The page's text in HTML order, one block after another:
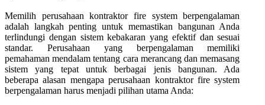
Memilih perusahaan kontraktor fire system berpengalaman
adalah langkah penting untuk memastikan bangunan Anda
terlindungi dengan sistem kebakaran yang efektif dan sesuai
standar. Perusahaan yang berpengalaman memiliki
pemahaman mendalam tentang cara merancang dan memasang
sistem yang tepat untuk berbagai jenis bangunan. Ada
beberapa alasan mengapa perusahaan kontraktor fire system
berpengalaman harus menjadi pilihan utama Anda: